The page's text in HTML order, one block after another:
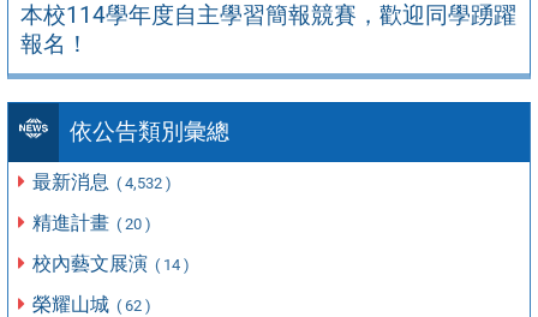
本校114學年度自主學習簡報競賽，歡迎同學踴躍
報名！
依公告類別彙總
最新消息 ( 4,532 )
精進計畫 ( 20 )
校內藝文展演 ( 14 )
榮耀山城 ( 62 )